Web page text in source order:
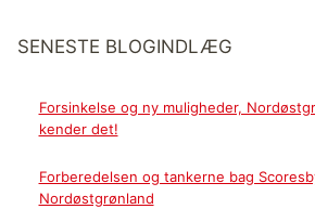
SENESTE BLOGINDLÆG
Forsinkelse og ny muligheder,
kender det!
Forberedelsen og tankerne bag
Nordøstgrønland